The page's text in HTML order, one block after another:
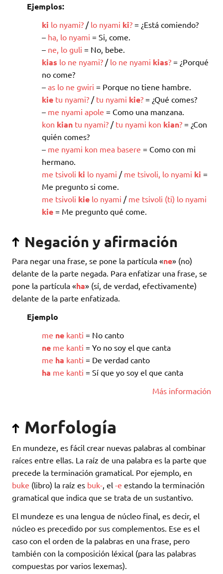
Ejemplos:
ki lo nyami? / lo nyami ki? = ¿Está comiendo?
– ha lo nyami = Si, come.
– ne lo guli = No, bebe.
kias lo ne nyami? / lo ne nyami kias? = ¿Porqué
no come?
– as lo ne gwiri = Porque no tiene hambre.
kie tu nyami? / tu nyami kie? = ¿Qué comes?
– me nyami apole = Como una manzana.
kon kian tu nyami? / tu nyami kon kian? = ¿Con
quién comes?
– me nyami kon mea basere = Como con mi
hermano.
me tsivoli ki lo nyami / me tsivoli lo nyami ki =
Me pregunto si come.
me tsivoli kie lo nyami / me tsivoli (ti) lo nyami
kie = Me pregunto qué come.
Negación y afirmación
Para negar una frase, se pone la partícula «ne» (no)
delante de la parte negada. Para enfatizar una frase, se
pone la partícula «ha» (sí, de verdad, efectivamente)
delante de la parte enfatizada.
Ejemplo
me ne kanti = No canto
ne me kanti = Yo no soy el que canta
me ha kanti = De verdad canto
ha me kanti = Sí que yo soy el que canta
Más información
Morfología
En mundeze, es fácil crear nuevas palabras al combinar
raíces entre ellas. La raíz de una palabra es la parte que
precede la terminación gramatical. Por ejemplo, en
buke (libro) la raíz es buk-, el -e estando la terminación
gramatical que indica que se trata de un sustantivo.
El mundeze es una lengua de núcleo final, es decir, el
núcleo es precedido por sus complementos. Ese es el
caso con el orden de la palabras en una frase, pero
también con la composición léxical (para las palabras
compuestas por varios lexemas).